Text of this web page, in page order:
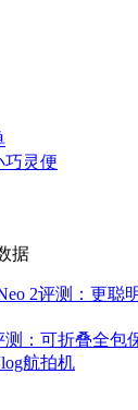
巧灵便
据
2评测：更聪
测：可折叠全包
航拍机